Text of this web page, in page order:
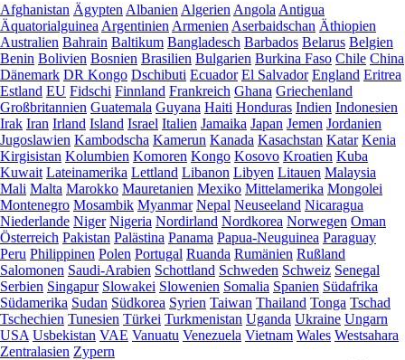
Afghanistan Ägypten Albanien Algerien Angola Antigua
Äquatorialguinea Argentinien Armenien Aserbaidschan Äthiopien
Australien Bahrain Baltikum Bangladesch Barbados Belarus Belgien
Benin Bolivien Bosnien Brasilien Bulgarien Burkina Faso Chile China
Dänemark DR Kongo Dschibuti Ecuador El Salvador England Eritrea
Estland EU Fidschi Finnland Frankreich Ghana Griechenland
Großbritannien Guatemala Guyana Haiti Honduras Indien Indonesien
Irak Iran Irland Island Israel Italien Jamaika Japan Jemen Jordanien
Jugoslawien Kambodscha Kamerun Kanada Kasachstan Katar Kenia
Kirgisistan Kolumbien Komoren Kongo Kosovo Kroatien Kuba
Kuwait Lateinamerika Lettland Libanon Libyen Litauen Malaysia
Mali Malta Marokko Mauretanien Mexiko Mittelamerika Mongolei
Montenegro Mosambik Myanmar Nepal Neuseeland Nicaragua
Niederlande Niger Nigeria Nordirland Nordkorea Norwegen Oman
Österreich Pakistan Palästina Panama Papua-Neuguinea Paraguay
Peru Philippinen Polen Portugal Ruanda Rumänien Rußland
Salomonen Saudi-Arabien Schottland Schweden Schweiz Senegal
Serbien Singapur Slowakei Slowenien Somalia Spanien Südafrika
Südamerika Sudan Südkorea Syrien Taiwan Thailand Tonga Tschad
Tschechien Tunesien Türkei Turkmenistan Uganda Ukraine Ungarn
USA Usbekistan VAE Vanuatu Venezuela Vietnam Wales Westsahara
Zentralasien Zypern